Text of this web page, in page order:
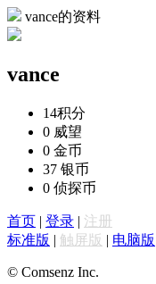
vance的资料
vance
14积分
0 威望
0 金币
37 银币
0 侦探币
首页 | 登录 | 注册
标准版 | 触屏版 | 电脑版
© Comsenz Inc.